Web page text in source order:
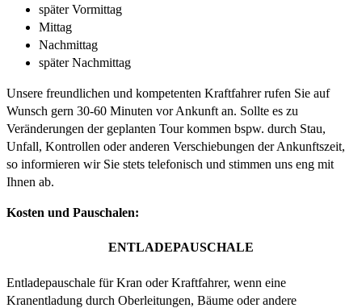
später Vormittag
Mittag
Nachmittag
später Nachmittag
Unsere freundlichen und kompetenten Kraftfahrer rufen Sie auf
Wunsch gern 30-60 Minuten vor Ankunft an. Sollte es zu
Veränderungen der geplanten Tour kommen bspw. durch Stau,
Unfall, Kontrollen oder anderen Verschiebungen der Ankunftszeit,
so informieren wir Sie stets telefonisch und stimmen uns eng mit
Ihnen ab.
Kosten und Pauschalen:
ENTLADEPAUSCHALE
Entladepauschale für Kran oder Kraftfahrer, wenn eine
Kranentladung durch Oberleitungen, Bäume oder andere